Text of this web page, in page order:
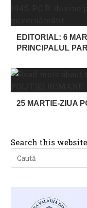
EDITORIAL: 6
PRINCIPALUL
25 MARTIE-ZIUA
Search this website